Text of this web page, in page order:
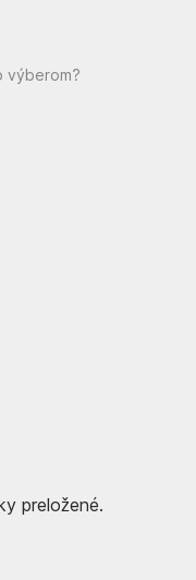
výberom?
preložené.